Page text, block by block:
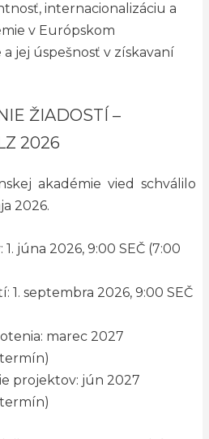
internacionalizáciu a
v Európskom
jej úspešnosť v získavaní
ŽIADOSTÍ –
2026
akadémie vied schválilo
2026.
júna 2026, 9:00 SEČ (7:00
1. septembra 2026, 9:00 SEČ
marec 2027
projektov: jún 2027